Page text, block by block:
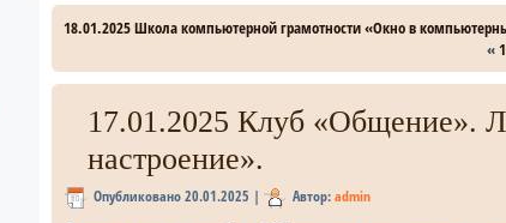
18.01.2025 Школа компьютерной грамотности «Окно в
«
17.01.2025 Клуб «Общение».
настроение».
Опубликовано20.01.2025 | Автор:admin